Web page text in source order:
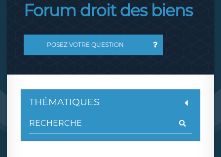
Forum droit des biens
POSEZ VOTRE QUESTION
THÉMATIQUES